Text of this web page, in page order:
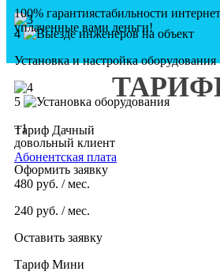
4
Установка и настройка оборудования
5
+1
довольный клиент
Оформить заявку
100% гарантиястабильности
уплаченные вами деньги!
Тариф Дачный
Абонентская плата
480 руб. / мес.
240 руб. / мес.
Оставить заявку
Тариф Мини